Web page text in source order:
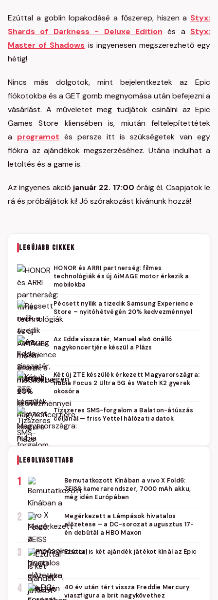
Ezúttal a goblin lopakodásé a főszerep, hiszen a Styx:
Shards of Darkness - Deluxe Edition és a Styx:
Master of Shadows is ingyenesen megszerezhető egy
hétig!
Nincs más dolgotok, mint bejelentkeztek az Epic
fiókotokba és a GET gomb megnyomása után befejezni a
vásárlást. A műveletet meg tudjátok csinálni az Epic
Games Store kliensében is, miután feltelepítettétek
a programot és persze itt is szükségetek van egy
fiókra az ajándékok megszerzéséhez. Utána indulhat a
letöltés és a game is.
Az ingyenes akció január 22. 17:00 óráig él. Csapjatok le
rá és próbáljátok ki! Jó szórakozást kívánunk hozzá!
LEGÚJABB CIKKEK
HONOR és ARRI partnerség: filmes
technológiák és új AiMAGE motor érkezik a
mobilokba
Pécsett nyílik a tizedik Samsung Experience
Store – nyitóhétvégén 20% kedvezménnyel
Az Edda visszatér, Manuel első önálló
nagykoncertjére készül a Plázs
Két új ZTE készülék érkezett Magyarországra:
nubia Focus 2 Ultra 5G és Watch K2 gyerek
okosóra
Tízszeres SMS-forgalom a Balaton-átúszás
céljánál — friss Yettel hálózati adatok
LEGOLVASOTTABB
1
Bemutatkozott Kínában a vivo X Fold6:
ZEISS kamerarendszer, 7000 mAh akku,
még idén Európában
2
Megérkezett a Lámpások hivatalos
előzetese – a DC-sorozat augusztus 17-
én debütál a HBO Maxon
3 Ezúttal is két ajándék játékot kínál az Epic
4
40 év után tért vissza Freddie Mercury
viaszfigura a brit nagykövethez